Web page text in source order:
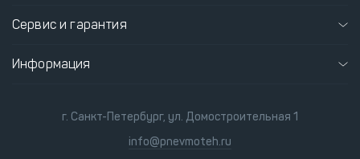
Сервис и гарантия
Информация
г. Санкт-Петербург, ул. Домостроительная 1
info@pnevmoteh.ru